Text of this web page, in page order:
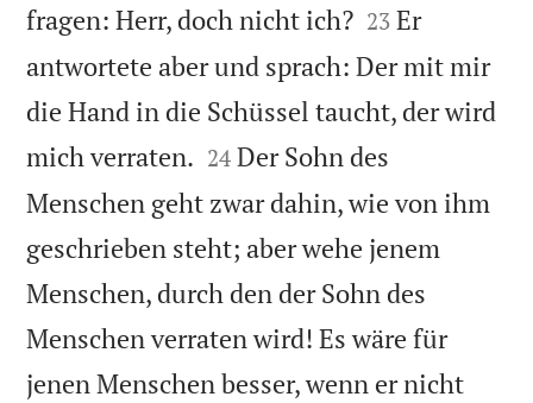
fragen: Herr, doch nicht ich?
23 Er
antwortete aber und sprach: Der mit mir
die Hand in die Schüssel taucht, der wird
mich verraten. 

24 Der Sohn des
Menschen geht zwar dahin, wie von ihm
geschrieben steht; aber wehe jenem
Menschen, durch den der Sohn des
Menschen verraten wird! Es wäre für
jenen Menschen besser, wenn er nicht